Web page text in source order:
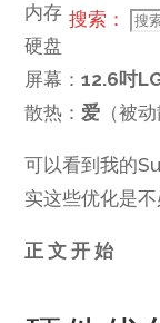
搜索：
内存：
硬盘：
屏幕： 12.6吋
散热： 爱 （被
可以看到我的
实这些优化是
正 文 开 始